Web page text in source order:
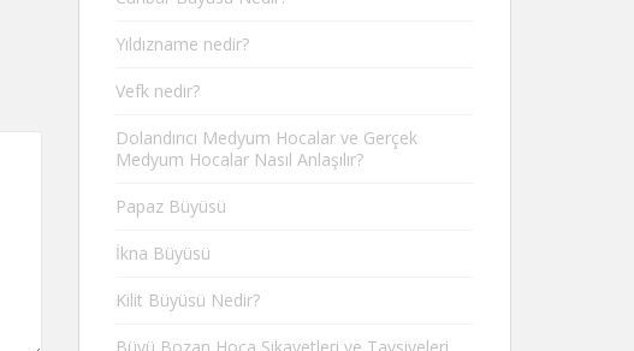
Yıldızname nedir?
Vefk nedir?
Dolandırıcı Medyum Hocalar ve Gerçek
Medyum Hocalar Nasıl Anlaşılır?
Papaz Büyüsü
İkna Büyüsü
Kilit Büyüsü Nedir?